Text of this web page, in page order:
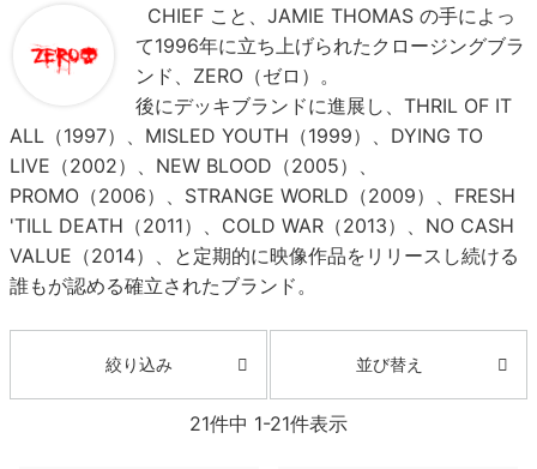
CHIEF こと、JAMIE THOMAS の手によっ
て1996年に立ち上げられたクロージングブラ
ンド、ZERO（ゼロ）。
後にデッキブランドに進展し、THRIL OF IT
ALL（1997）、MISLED YOUTH（1999）、DYING TO
LIVE（2002）、NEW BLOOD（2005）、
PROMO（2006）、STRANGE WORLD（2009）、FRESH
'TILL DEATH（2011）、COLD WAR（2013）、NO CASH
VALUE（2014）、と定期的に映像作品をリリースし続ける
誰もが認める確立されたブランド。
絞り込み 並び替え
21件中 1-21件表示
デッキブランド一覧（全てのデッキ）
サイズからデッキを選ぶ
7.6inch
7.7inch
7.8inch
7.9inch
8.0inch
トラックブランド一覧（全てのトラック）
適合デッキサイズから選ぶ
7.7inch
7.8inch
7.9inch
8.0inch
8.1inch
ウィール
ウィールブランド一覧（全てのウィール）
ウィールをサイズから選ぶ
55mm
56mm
57mm
58mm
59mm
スピットファイヤー F4（フォーミュラフォ
ー）
ボーンズ XF（エックスフォーミュラ）
ボーンズ STF（エスティーエフ）
パウエルペラルタ DF（ドラゴンフォーミュ
ベアリング
デッキテープ
ボルト
パーツ・その他
シューズブランド一覧
シューズをサイズから選ぶ
23.5cm
24cm
24.5cm
25cm
25.5cm
サンダル
インソール
シューレース・その他
ロングスリーブTシャツ
ジャケット
パーカー
トレーナー・セーター
パンツ
ショーツ
長袖ボタンシャツ
スタッフおすすめアイテム
ブランド紹介
INFO
スケートパーク情報
ショップライダー紹介
スタッフ紹介
カリフォルニアストリートの歴史
求人情報
プライバシーポリシー
特定商取引法に基づく表記